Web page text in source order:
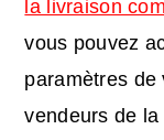
la livraison
vous pouvez
paramètres de
vendeurs de